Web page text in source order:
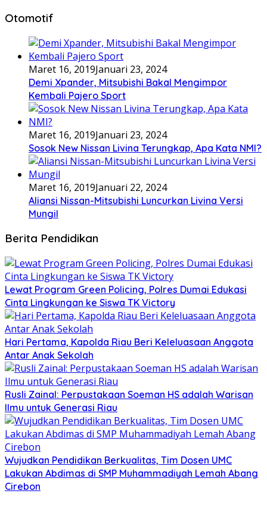
Otomotif
Maret 16, 2019Januari 23, 2024
Demi Xpander, Mitsubishi Bakal Mengimpor
Kembali Pajero Sport
Maret 16, 2019Januari 23, 2024
Sosok New Nissan Livina Terungkap, Apa Kata NMI?
Maret 16, 2019Januari 22, 2024
Aliansi Nissan-Mitsubishi Luncurkan Livina Versi
Mungil
Berita Pendidikan
Lewat Program Green Policing, Polres Dumai Edukasi
Cinta Lingkungan ke Siswa TK Victory
Hari Pertama, Kapolda Riau Beri Keleluasaan Anggota
Antar Anak Sekolah
Rusli Zainal: Perpustakaan Soeman HS adalah Warisan
Ilmu untuk Generasi Riau
Wujudkan Pendidikan Berkualitas, Tim Dosen UMC
Lakukan Abdimas di SMP Muhammadiyah Lemah Abang
Cirebon